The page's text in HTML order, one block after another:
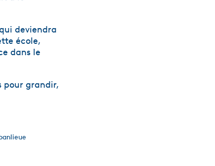
deviendra
école,
dans le
pour grandir,